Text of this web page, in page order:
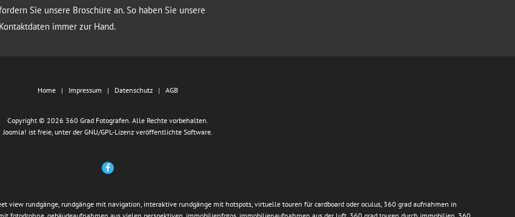
Sie unsere Broschüre an. So haben Sie unsere
Kontaktdaten immer zur Hand.
Home Impressum Datenschutz AGB
Copyright © 2026 360 Grad Fotografen. Alle Rechte vorbehalten.
Joomla! ist freie, unter der GNU/GPL-Lizenz veröffentlichte Software.
view rundgänge, rundgänge mit navigation, interaktive rundgänge mit hotspots, virtuelle touren für cardboard oder oculus, 360 grad aufnahmen in